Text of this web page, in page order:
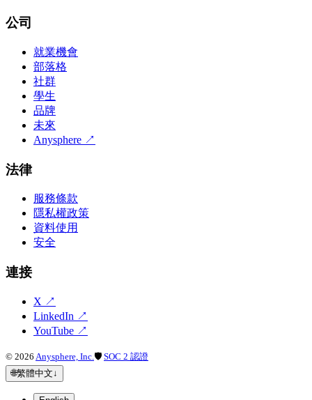
公司
就業機會
部落格
社群
學生
品牌
未來
Anysphere ↗
法律
服務條款
隱私權政策
資料使用
安全
連接
X ↗
LinkedIn ↗
YouTube ↗
© 2026 Anysphere, Inc. 🛡 SOC 2 認證
🌐繁體中文↓